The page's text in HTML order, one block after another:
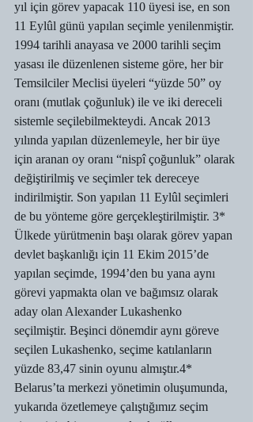
yıl için görev yapacak 110 üyesi ise, en son
11 Eylûl günü yapılan seçimle yenilenmiştir.
1994 tarihli anayasa ve 2000 tarihli seçim
yasası ile düzenlenen sisteme göre, her bir
Temsilciler Meclisi üyeleri “yüzde 50” oy
oranı (mutlak çoğunluk) ile ve iki dereceli
sistemle seçilebilmekteydi. Ancak 2013
yılında yapılan düzenlemeyle, her bir üye
için aranan oy oranı “nispî çoğunluk” olarak
değiştirilmiş ve seçimler tek dereceye
indirilmiştir. Son yapılan 11 Eylûl seçimleri
de bu yönteme göre gerçekleştirilmiştir. 3*
Ülkede yürütmenin başı olarak görev yapan
devlet başkanlığı için 11 Ekim 2015’de
yapılan seçimde, 1994’den bu yana aynı
görevi yapmakta olan ve bağımsız olarak
aday olan Alexander Lukashenko
seçilmiştir. Beşinci dönemdir aynı göreve
seçilen Lukashenko, seçime katılanların
yüzde 83,47 sinin oyunu almıştır.4*
Belarus’ta merkezi yönetimin oluşumunda,
yukarıda özetlemeye çalıştığımız seçim